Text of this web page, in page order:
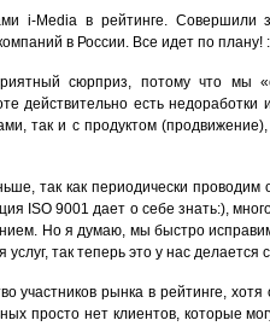
i-Media в рейтинге. Совершили
в России. Все идет по плану!
сюрприз, потому что мы
действительно есть недоработки
так и с продуктом
так как периодически проводим
ISO 9001 дает о себе знать:),
Но я думаю, мы быстро
так теперь это у нас делается
участников рынка в рейтинге, хотя
просто нет клиентов, которые